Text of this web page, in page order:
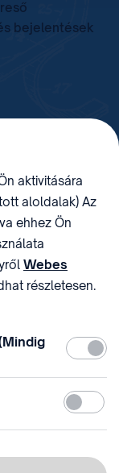
bejelentések
42
NEVE
aktivitására
aloldalak) Az
ehhez Ön
Webes
részletesen.